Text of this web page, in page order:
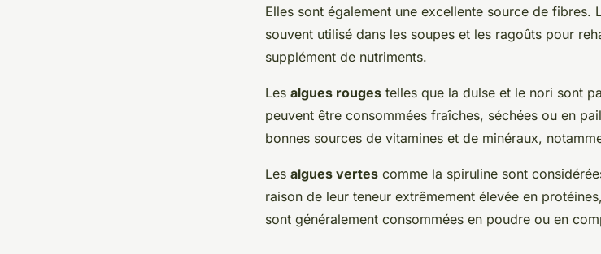
Elles sont également une excellente source de fibres.
souvent utilisé dans les soupes et les ragoûts pour
supplément de nutriments.
Les algues rouges telles que la dulse et le nori sont
peuvent être consommées fraîches, séchées ou en
bonnes sources de vitamines et de minéraux,
Les algues vertes comme la spiruline sont
raison de leur teneur extrêmement élevée en
sont généralement consommées en poudre ou en